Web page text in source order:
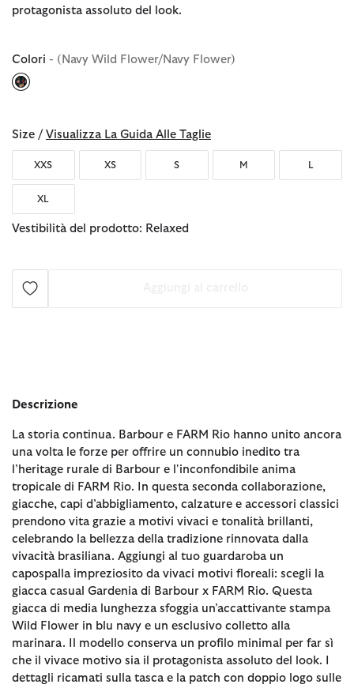
protagonista assoluto del look.
Colori - (Navy Wild Flower/Navy Flower)
Size / Visualizza La Guida Alle Taglie
XXS XS S M L
XL
Vestibilità del prodotto: Relaxed
Descrizione
La storia continua. Barbour e FARM Rio hanno unito ancora
una volta le forze per offrire un connubio inedito tra
l’heritage rurale di Barbour e l'inconfondibile anima
tropicale di FARM Rio. In questa seconda collaborazione,
giacche, capi d’abbigliamento, calzature e accessori classici
prendono vita grazie a motivi vivaci e tonalità brillanti,
celebrando la bellezza della tradizione rinnovata dalla
vivacità brasiliana. Aggiungi al tuo guardaroba un
capospalla impreziosito da vivaci motivi floreali: scegli la
giacca casual Gardenia di Barbour x FARM Rio. Questa
giacca di media lunghezza sfoggia un’accattivante stampa
Wild Flower in blu navy e un esclusivo colletto alla
marinara. Il modello conserva un profilo minimal per far sì
che il vivace motivo sia il protagonista assoluto del look. I
dettagli ricamati sulla tasca e la patch con doppio logo sulle